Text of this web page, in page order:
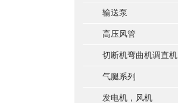
输送泵
高压风管
切断机弯曲机调直机
气腿系列
发电机，风机